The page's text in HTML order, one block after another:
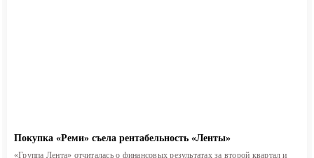
Покупка «Реми» съела рентабельность «Ленты»
«Группа Лента» отчиталась о финансовых результатах за второй квартал и